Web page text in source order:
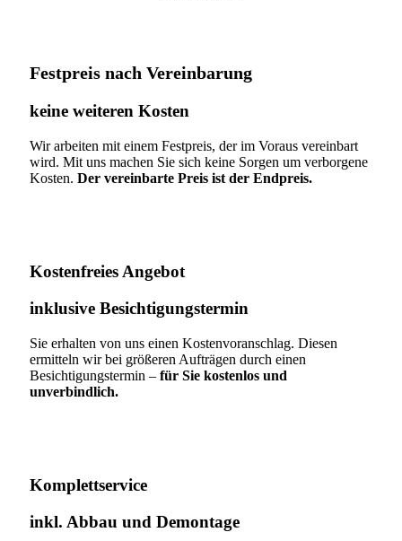
Festpreis nach Vereinbarung
keine weiteren Kosten
Wir arbeiten mit einem Festpreis, der im Voraus vereinbart
wird. Mit uns machen Sie sich keine Sorgen um verborgene
Kosten. Der vereinbarte Preis ist der Endpreis.
Kostenfreies Angebot
inklusive Besichtigungstermin
Sie erhalten von uns einen Kostenvoranschlag. Diesen
ermitteln wir bei größeren Aufträgen durch einen
Besichtigungstermin – für Sie kostenlos und
unverbindlich.
Komplettservice​
inkl. Abbau und Demontage​